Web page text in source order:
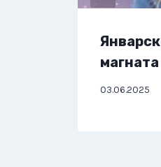
магната
03.06.2025